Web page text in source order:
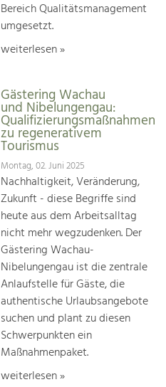
Bereich Qualitätsmanagement
umgesetzt.
weiterlesen »
Gästering Wachau
und Nibelungengau:
Qualifizierungsmaßnahmen
zu regenerativem
Tourismus
Montag, 02. Juni 2025
Nachhaltigkeit, Veränderung,
Zukunft - diese Begriffe sind
heute aus dem Arbeitsalltag
nicht mehr wegzudenken. Der
Gästering Wachau-
Nibelungengau ist die zentrale
Anlaufstelle für Gäste, die
authentische Urlaubsangebote
suchen und plant zu diesen
Schwerpunkten ein
Maßnahmenpaket.
weiterlesen »